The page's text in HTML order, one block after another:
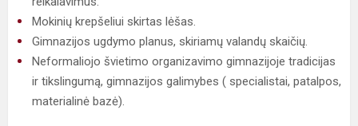
Mokinių krepšeliui skirtas lėšas.
Gimnazijos ugdymo planus, skiriamų valandų skaičių.
Neformaliojo švietimo organizavimo gimnazijoje tradicijas
ir tikslingumą, gimnazijos galimybes ( specialistai, patalpos,
materialinė bazė).